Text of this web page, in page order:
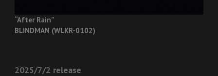
“After Rain”
BLINDMAN (WLKR-0102)
2025/7/2 release